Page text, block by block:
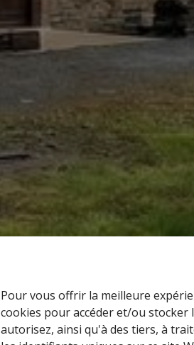
Pour vous offrir la meilleure
cookies pour accéder et/ou stocker
autorisez, ainsi qu'à des tiers, à